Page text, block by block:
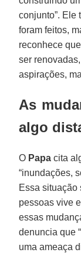
conjunto”. Ele
foram feitos,
reconhece
ser
aspirações,
As
algo
O Papa cita
“inundações,
Essa situação
pessoas vive
essas
denuncia que
uma ameaça